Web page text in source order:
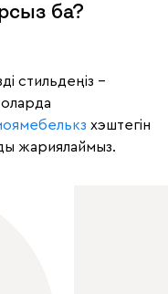
ба?
стильдеңіз –
хэштегін
жариялаймыз.